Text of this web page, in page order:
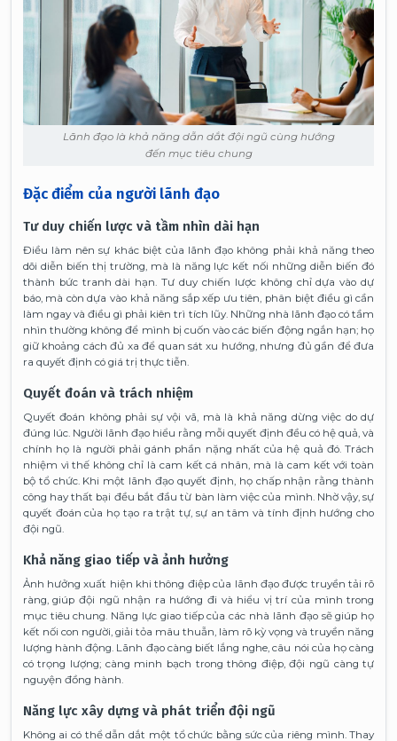
Lãnh đạo là khả năng dẫn dắt đội ngũ cùng hướng
đến mục tiêu chung
Đặc điểm của người lãnh đạo
Tư duy chiến lược và tầm nhìn dài hạn
Điều làm nên sự khác biệt của lãnh đạo không phải khả năng theo
dõi diễn biến thị trường, mà là năng lực kết nối những diễn biến đó
thành bức tranh dài hạn. Tư duy chiến lược không chỉ dựa vào dự
báo, mà còn dựa vào khả năng sắp xếp ưu tiên, phân biệt điều gì cần
làm ngay và điều gì phải kiên trì tích lũy. Những nhà lãnh đạo có tầm
nhìn thường không để mình bị cuốn vào các biến động ngắn hạn; họ
giữ khoảng cách đủ xa để quan sát xu hướng, nhưng đủ gần để đưa
ra quyết định có giá trị thực tiễn.
Quyết đoán và trách nhiệm
Quyết đoán không phải sự vội vã, mà là khả năng dừng việc do dự
đúng lúc. Người lãnh đạo hiểu rằng mỗi quyết định đều có hệ quả, và
chính họ là người phải gánh phần nặng nhất của hệ quả đó. Trách
nhiệm vì thế không chỉ là cam kết cá nhân, mà là cam kết với toàn
bộ tổ chức. Khi một lãnh đạo quyết định, họ chấp nhận rằng thành
công hay thất bại đều bắt đầu từ bàn làm việc của mình. Nhờ vậy, sự
quyết đoán của họ tạo ra trật tự, sự an tâm và tính định hướng cho
đội ngũ.
Khả năng giao tiếp và ảnh hưởng
Ảnh hưởng xuất hiện khi thông điệp của lãnh đạo được truyền tải rõ
ràng, giúp đội ngũ nhận ra hướng đi và hiểu vị trí của mình trong
mục tiêu chung. Năng lực giao tiếp của các nhà lãnh đạo sẽ giúp họ
kết nối con người, giải tỏa mâu thuẫn, làm rõ kỳ vọng và truyền năng
lượng hành động. Lãnh đạo càng biết lắng nghe, câu nói của họ càng
có trọng lượng; càng minh bạch trong thông điệp, đội ngũ càng tự
nguyện đồng hành.
Năng lực xây dựng và phát triển đội ngũ
Không ai có thể dẫn dắt một tổ chức bằng sức của riêng mình. Thay